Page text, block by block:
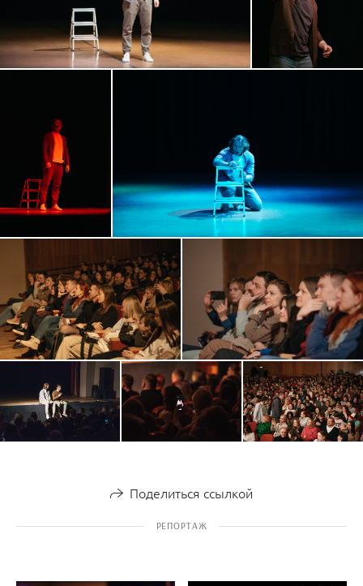
Поделиться ссылкой
РЕПОРТАЖ